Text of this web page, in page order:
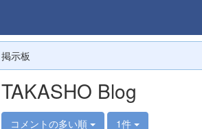
掲示板
TAKASHO Blog
コメントの多い順 1件